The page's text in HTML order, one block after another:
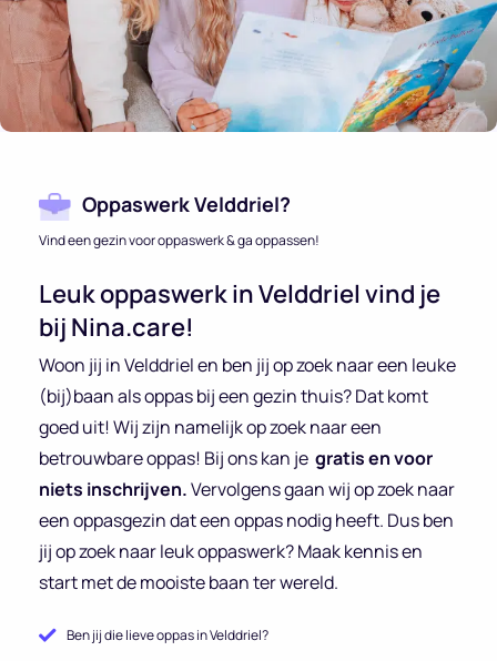
Oppaswerk Velddriel?
Vind een gezin voor oppaswerk & ga oppassen!
Leuk oppaswerk in Velddriel vind je
bij Nina.care!
Woon jij in Velddriel en ben jij op zoek naar een leuke
(bij)baan als oppas bij een gezin thuis? Dat komt
goed uit! Wij zijn namelijk op zoek naar een
betrouwbare oppas! Bij ons kan je gratis en voor
niets inschrijven.Vervolgens gaan wij op zoek naar
een oppasgezin dat een oppas nodig heeft. Dus ben
jij op zoek naar leuk oppaswerk? Maak kennis en
start met de mooiste baan ter wereld.
Ben jij die lieve oppas in Velddriel?